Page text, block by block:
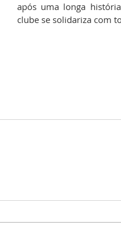
após uma longa
clube se solidariza com